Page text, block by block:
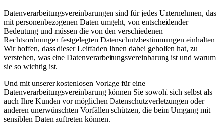
Datenverarbeitungsvereinbarungen sind für jedes Unternehmen, das
mit personenbezogenen Daten umgeht, von entscheidender
Bedeutung und müssen die von den verschiedenen
Rechtsordnungen festgelegten Datenschutzbestimmungen einhalten.
Wir hoffen, dass dieser Leitfaden Ihnen dabei geholfen hat, zu
verstehen, was eine Datenverarbeitungsvereinbarung ist und warum
sie so wichtig ist.
Und mit unserer kostenlosen Vorlage für eine
Datenverarbeitungsvereinbarung können Sie sowohl sich selbst als
auch Ihre Kunden vor möglichen Datenschutzverletzungen oder
anderen unerwünschten Vorfällen schützen, die beim Umgang mit
sensiblen Daten auftreten können.